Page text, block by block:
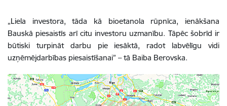
„Liela investora, tāda kā bioetanola rūpnīca, ienākšana
Bauskā piesaistīs arī citu investoru uzmanību. Tāpēc šobrīd ir
būtiski turpināt darbu pie iesāktā, radot labvēlīgu vidi
uzņēmējdarbības piesaistīšanai” – tā Baiba Berovska.